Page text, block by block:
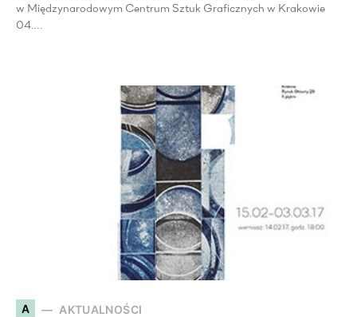
w Międzynarodowym Centrum Sztuk Graficznych w Krakowie
04.…
A AKTUALNOŚCI